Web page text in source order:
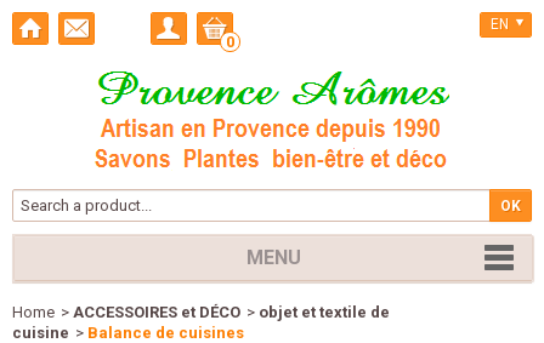
0
EN
MENU
Home > ACCESSOIRES et DÉCO > objet et textile de
cuisine > Balance de cuisines